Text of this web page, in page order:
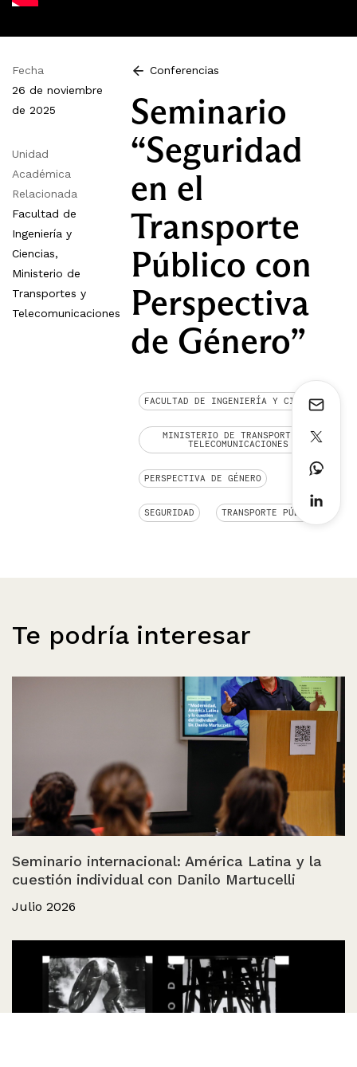
Fecha
26 de noviembre
de 2025
Unidad
Académica
Relacionada
Facultad de
Ingeniería y
Ciencias,
Ministerio de
Transportes y
Telecomunicaciones
Conferencias
Seminario
“Seguridad
en el
Transporte
Público con
Perspectiva
de Género”
FACULTAD DE INGENIERÍA Y CIENCIAS
MINISTERIO DE TRANSPORTES Y
TELECOMUNICACIONES
PERSPECTIVA DE GÉNERO
SEGURIDAD TRANSPORTE PÚBLICO
Te podría interesar
Seminario internacional: América Latina y la
cuestión individual con Danilo Martucelli
Julio 2026